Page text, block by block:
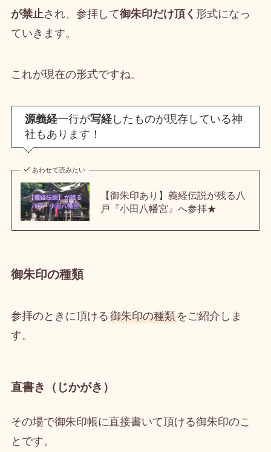
が禁止され、参拝して御朱印だけ頂く 形式になっ
ていきます。
これが現在の形式ですね。
源義経一行が写経 したものが現存している神
社もあります！
あわせて読みたい
【御朱印あり】義経伝説が残る八
戸『小田八幡宮』へ参拝★
御朱印の種類
参拝のときに頂ける御朱印の種類をご紹介しま
す。
直書き（じかがき）
その場で御朱印帳に直接書いて頂ける御朱印のこ
とです。